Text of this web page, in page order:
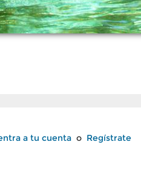
a tu cuenta o Regístrate